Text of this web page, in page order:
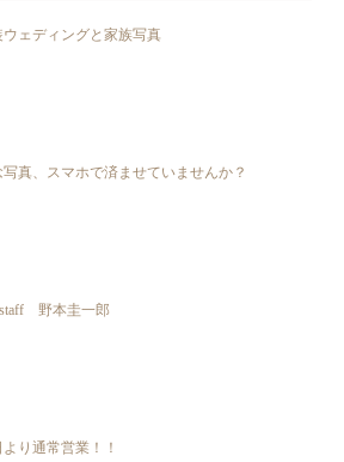
ウェディングと家族写真
写真、スマホで済ませていませんか？
野本圭一郎
り通常営業！！